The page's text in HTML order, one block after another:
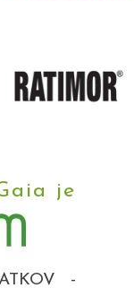
je
-